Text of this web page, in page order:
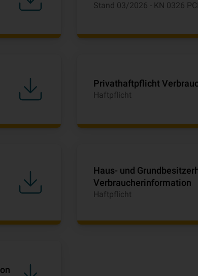
Stand 03/2026 - KN 0326
Privathaftpflicht
Haftpflicht
Haus- und
Verbraucherinformation
Haftpflicht